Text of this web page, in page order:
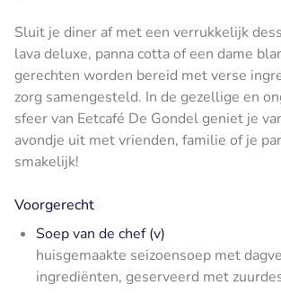
Sluit je diner af met een verrukkelijk
lava deluxe, panna cotta of een dame
gerechten worden bereid met verse
zorg samengesteld. In de gezellige en
sfeer van Eetcafé De Gondel geniet je
avondje uit met vrienden, familie of je
smakelijk!
Voorgerecht
Soep van de chef (v)
huisgemaakte seizoensoep met
ingrediënten, geserveerd met